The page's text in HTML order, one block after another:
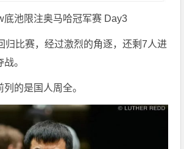
底池限注奥马哈冠军赛 Day3
归比赛，经过激烈的角逐，还剩7人进
。
的是国人周全。